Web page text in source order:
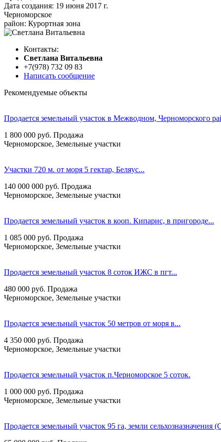
Дата создания: 19 июня 2017 г.
Черноморское
район: Курортная зона
Контакты:
Cветлана Витальевна
+7(978) 732 09 83
Написать сообщение
Рекомендуемые объекты
Продается земельный участок в Межводном, Черноморского
1 800 000 руб. Продажа
Черноморское, Земельные участки
Участки 720 м. от моря 5 гектар, Беляус...
140 000 000 руб. Продажа
Черноморское, Земельные участки
Продается земельный участок в кооп. Кипарис, в пригороде...
1 085 000 руб. Продажа
Черноморское, Земельные участки
Продается земельный участок 8 соток ИЖС в пгт...
480 000 руб. Продажа
Черноморское, Земельные участки
Продается земельный участок 50 метров от моря в...
4 350 000 руб. Продажа
Черноморское, Земельные участки
Продается земельный участок п.Черноморское 5 соток.
1 000 000 руб. Продажа
Черноморское, Земельные участки
Продается земельный участок 95 га, земли сельхозназначения